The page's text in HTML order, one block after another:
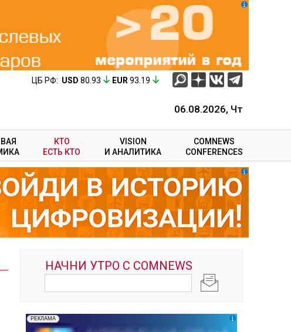
ЦБ РФ: USD 80.93 EUR 93.19
06.08.2026, Чт
КТО
ЕСТЬ КТО
VISION
И АНАЛИТИКА
COMNEWS
CONFERENCES